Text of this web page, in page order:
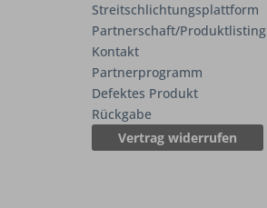
Streitschlichtungsplattform
Partnerschaft/Produktlisting
Kontakt
Partnerprogramm
Defektes Produkt
Rückgabe
Vertrag widerrufen